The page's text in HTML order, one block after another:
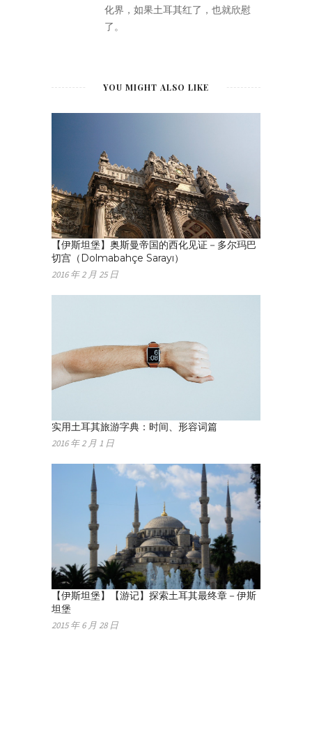
化界，如果土耳其红了，也就欣慰
了。
YOU MIGHT ALSO LIKE
【伊斯坦堡】奥斯曼帝国的西化见证－多尔玛巴
切宫（Dolmabahçe Sarayı）
2016 年 2 月 25 日
实用土耳其旅游字典：时间、形容词篇
2016 年 2 月 1 日
【伊斯坦堡】【游记】探索土耳其最终章－伊斯
坦堡
2015 年 6 月 28 日